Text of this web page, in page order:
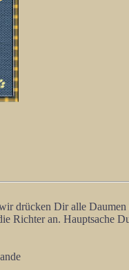
drücken Dir alle
Richter an. Hauptsache